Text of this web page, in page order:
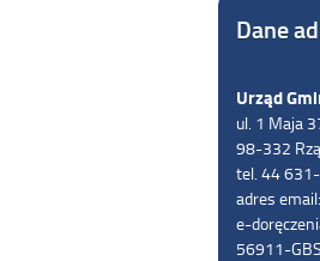
Dane
Urząd
ul. 1 Maja
98-332
tel. 44
adres
e-
56911-